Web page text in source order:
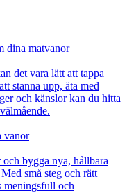
dina matvanor
det vara lätt att tappa
stanna upp, äta med
och känslor kan du hitta
vanor
bygga nya, hållbara
små steg och rätt
meningsfull och